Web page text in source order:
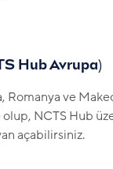
Hub Avrupa)
Romanya ve
NCTS Hub
açabilirsiniz.